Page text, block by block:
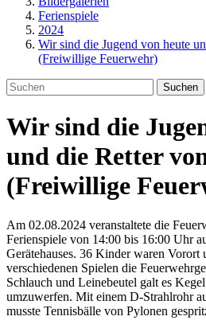
Ferienspiele
2024
Wir sind die Jugend von heute
(Freiwillige Feuerwehr)
Suchen
Wir sind die
und die Retter
(Freiwillige
Am 02.08.2024 veranstaltete die
Ferienspiele von 14:00 bis 16:00 Uhr
Gerätehauses. 36 Kinder waren Vorort
verschiedenen Spielen die
Schlauch und Leinebeutel galt es
umzuwerfen. Mit einem D-Strahlrohr
musste Tennisbälle von Pylonen